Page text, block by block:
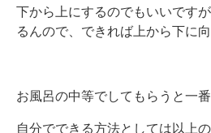
下から上にするのでもいいです
るんので、できれば上から下に
お風呂の中等でしてもらうと一
自分でできる方法としては以上